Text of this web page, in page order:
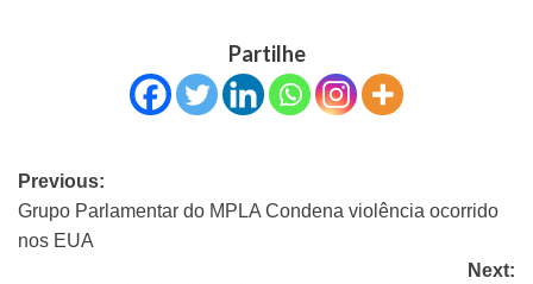
Partilhe
Previous:
Grupo Parlamentar do MPLA Condena violência ocorrido
nos EUA
Next: